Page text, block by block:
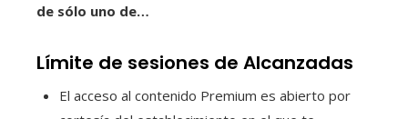
de sólo uno de…
Límite de sesiones de Alcanzadas
El acceso al contenido Premium es abierto por